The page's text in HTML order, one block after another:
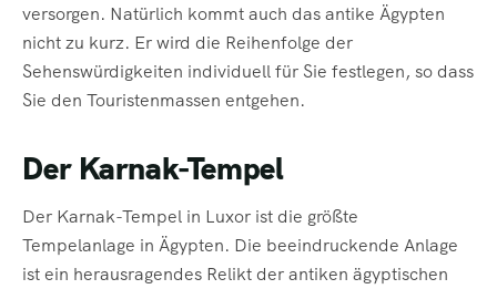
versorgen. Natürlich kommt auch das antike Ägypten
nicht zu kurz. Er wird die Reihenfolge der
Sehenswürdigkeiten individuell für Sie festlegen, so dass
Sie den Touristenmassen entgehen.
Der Karnak-Tempel
Der Karnak-Tempel in Luxor ist die größte
Tempelanlage in Ägypten. Die beeindruckende Anlage
ist ein herausragendes Relikt der antiken ägyptischen